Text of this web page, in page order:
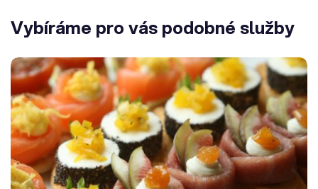
Vybíráme pro vás podobné služby